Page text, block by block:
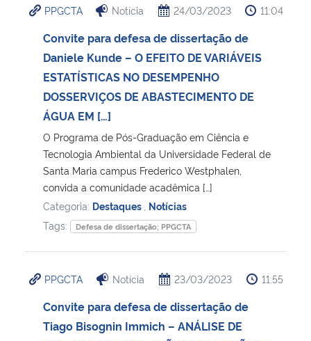
PPGCTA Notícia 24/03/2023 11:04
Convite para defesa de dissertação de
Daniele Kunde – O EFEITO DE VARIÁVEIS
ESTATÍSTICAS NO DESEMPENHO
DOSSERVIÇOS DE ABASTECIMENTO DE
ÁGUA EM […]
O Programa de Pós-Graduação em Ciência e
Tecnologia Ambiental da Universidade Federal de
Santa Maria campus Frederico Westphalen,
convida a comunidade acadêmica […]
Categoria: Destaques Notícias
Tags:
Defesa de dissertação; PPGCTA
PPGCTA Notícia 23/03/2023 11:55
Convite para defesa de dissertação de
Tiago Bisognin Immich – ANÁLISE DE